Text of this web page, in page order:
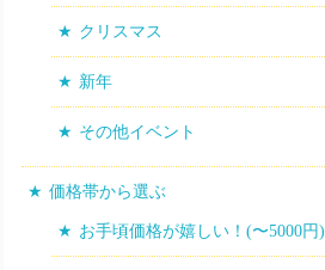
クリスマス
新年
その他イベント
価格帯から選ぶ
お手頃価格が嬉しい！(〜5000円)